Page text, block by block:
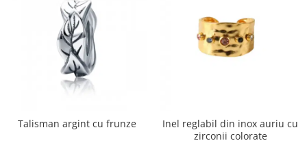
Talisman argint cu frunze
Inel reglabil din inox auriu cu
zirconii colorate